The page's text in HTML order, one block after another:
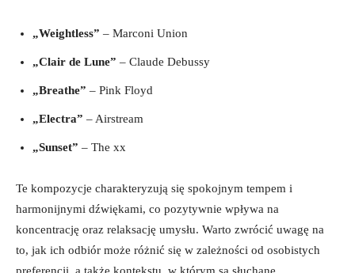
„Weightless” – Marconi Union
„Clair de Lune” – Claude Debussy
„Breathe” – Pink Floyd
„Electra” – Airstream
„Sunset” – The xx
Te kompozycje charakteryzują się spokojnym tempem i
harmonijnymi dźwiękami, co pozytywnie wpływa na
koncentrację oraz relaksację umysłu. Warto zwrócić uwagę na
to, jak ich odbiór może różnić się w zależności od osobistych